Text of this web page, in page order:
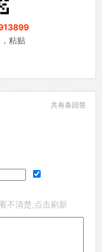
粘贴
共有条回答